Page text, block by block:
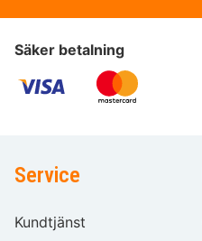
Säker betalning
Service
Kundtjänst